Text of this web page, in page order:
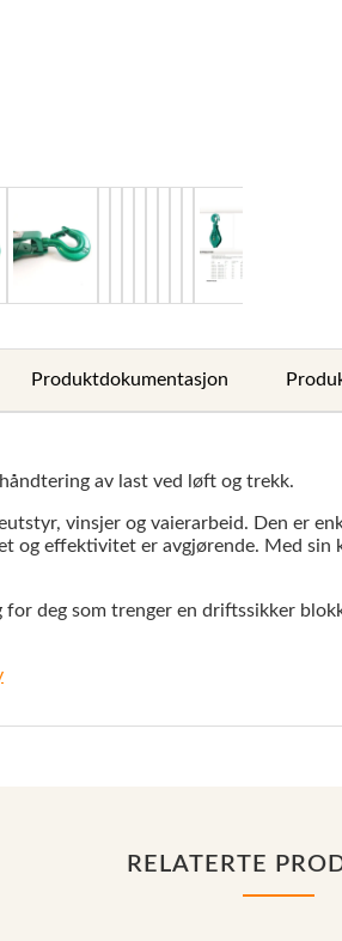
Produktdokumentasjon
av last ved løft og trekk.
vinsjer og vaierarbeid. Den er
og effektivitet er avgjørende. Med
deg som trenger en driftssikker
RELATERTE